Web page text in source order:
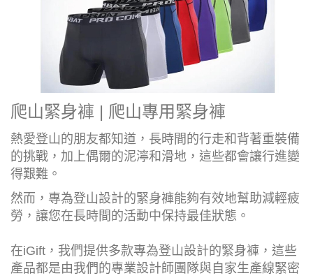
爬山緊身褲 | 爬山專用緊身褲
熱愛登山的朋友都知道，長時間的行走和背著重裝備
的挑戰，加上偶爾的泥濘和滑地，這些都會讓行進變
得艱難。
然而，專為登山設計的緊身褲能夠有效地幫助減輕疲
勞，讓您在長時間的活動中保持最佳狀態。
在iGift，我們提供多款專為登山設計的緊身褲，這些
產品都是由我們的專業設計師團隊與自家生產線緊密